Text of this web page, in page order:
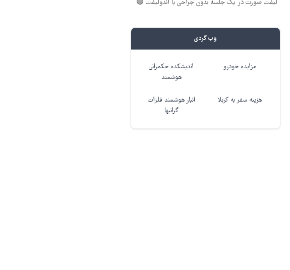
لیفت صورت در یک جلسه بدون جراحی با اندولیفت 🟢
وب گردی
مزایده خودرو
اندیشکده حکمرانی
هوشمند
هزینه سفر به کربلا
انبار هوشمند فلزات
گرانبها